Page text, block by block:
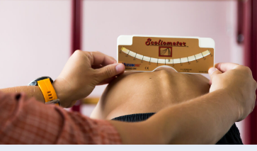
Kinderoefentherapie
Sensorische informatieverwerking
Behandeling 0 tot 2 jaar en babymassage